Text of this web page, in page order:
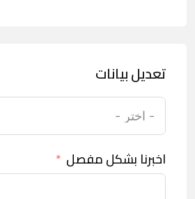
تعديل بيانات
اخبرنا بشكل مفصل